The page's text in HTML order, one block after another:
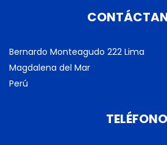
Bernardo Monteagudo 222 Lima
Magdalena del Mar
Perú
TELÉFONO